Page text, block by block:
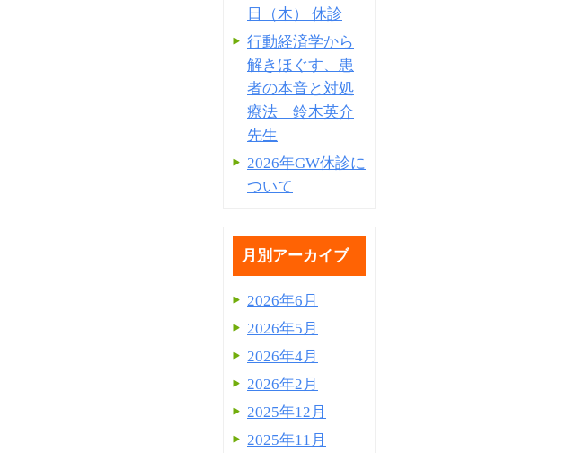
日（木） 休診
行動経済学から
解きほぐす、患
者の本音と対処
療法 鈴木英介
先生
2026年GW休診に
ついて
月別アーカイブ
2026年6月
2026年5月
2026年4月
2026年2月
2025年12月
2025年11月